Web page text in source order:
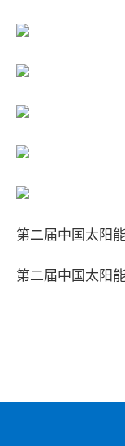
第二届中国太阳
第二届中国太阳